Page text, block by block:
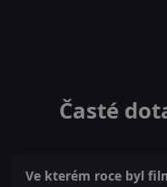
Časté
Ve kterém roce byl